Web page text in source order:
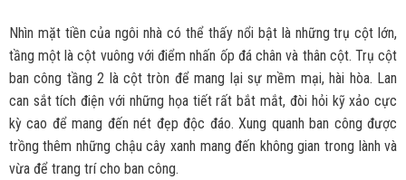
Nhìn mặt tiền của ngôi nhà có thể thấy nổi bật là những trụ cột lớn,
tầng một là cột vuông với điểm nhấn ốp đá chân và thân cột. Trụ cột
ban công tầng 2 là cột tròn để mang lại sự mềm mại, hài hòa. Lan
can sắt tích điện với những họa tiết rất bắt mắt, đòi hỏi kỹ xảo cực
kỳ cao để mang đến nét đẹp độc đáo. Xung quanh ban công được
trồng thêm những chậu cây xanh mang đến không gian trong lành và
vừa để trang trí cho ban công.